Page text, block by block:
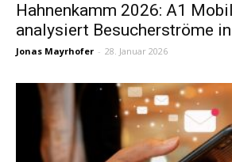
Hahnenkamm 2026: A1
analysiert Besucherströme in
Jonas Mayrhofer - 28. Januar 2026